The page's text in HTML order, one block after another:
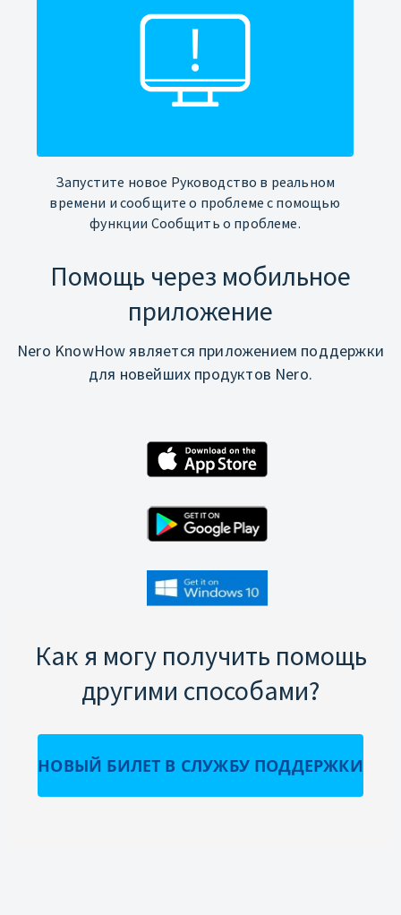
Запустите новое Руководство в реальном
времени и сообщите о проблеме с помощью
функции Сообщить о проблеме.
Помощь через мобильное
приложение
Nero KnowHow является приложением поддержки
для новейших продуктов Nero.
Как я могу получить помощь
другими способами?
НОВЫЙ БИЛЕТ В СЛУЖБУ ПОДДЕРЖКИ